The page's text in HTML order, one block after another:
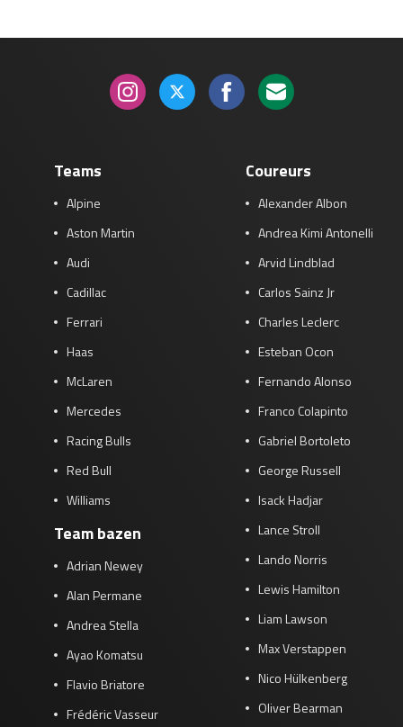
Teams
Alpine
Aston Martin
Audi
Cadillac
Ferrari
Haas
McLaren
Mercedes
Racing Bulls
Red Bull
Williams
Team bazen
Adrian Newey
Alan Permane
Andrea Stella
Ayao Komatsu
Flavio Briatore
Frédéric Vasseur
Coureurs
Alexander Albon
Andrea Kimi Antonelli
Arvid Lindblad
Carlos Sainz Jr
Charles Leclerc
Esteban Ocon
Fernando Alonso
Franco Colapinto
Gabriel Bortoleto
George Russell
Isack Hadjar
Lance Stroll
Lando Norris
Lewis Hamilton
Liam Lawson
Max Verstappen
Nico Hülkenberg
Oliver Bearman